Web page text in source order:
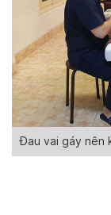
Đau vai gáy nên